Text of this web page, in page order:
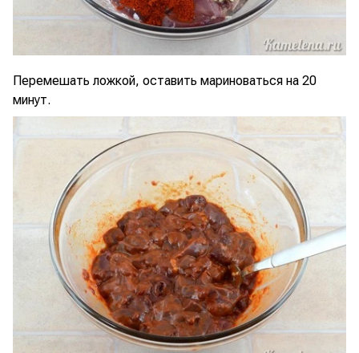
Перемешать ложкой, оставить мариноваться на 20
минут.